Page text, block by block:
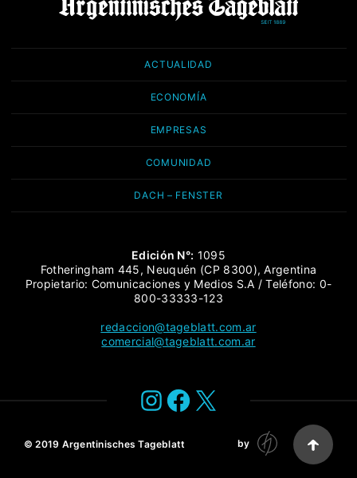
ACTUALIDAD
ECONOMÍA
EMPRESAS
COMUNIDAD
DACH – FENSTER
Edición N°: 1095
Fotheringham 445, Neuquén (CP 8300), Argentina
Propietario: Comunicaciones y Medios S.A / Teléfono: 0-
800-33333-123
redaccion@tageblatt.com.ar
comercial@tageblatt.com.ar
Instagram
Facebook
X
© 2019 Argentinisches Tageblatt by